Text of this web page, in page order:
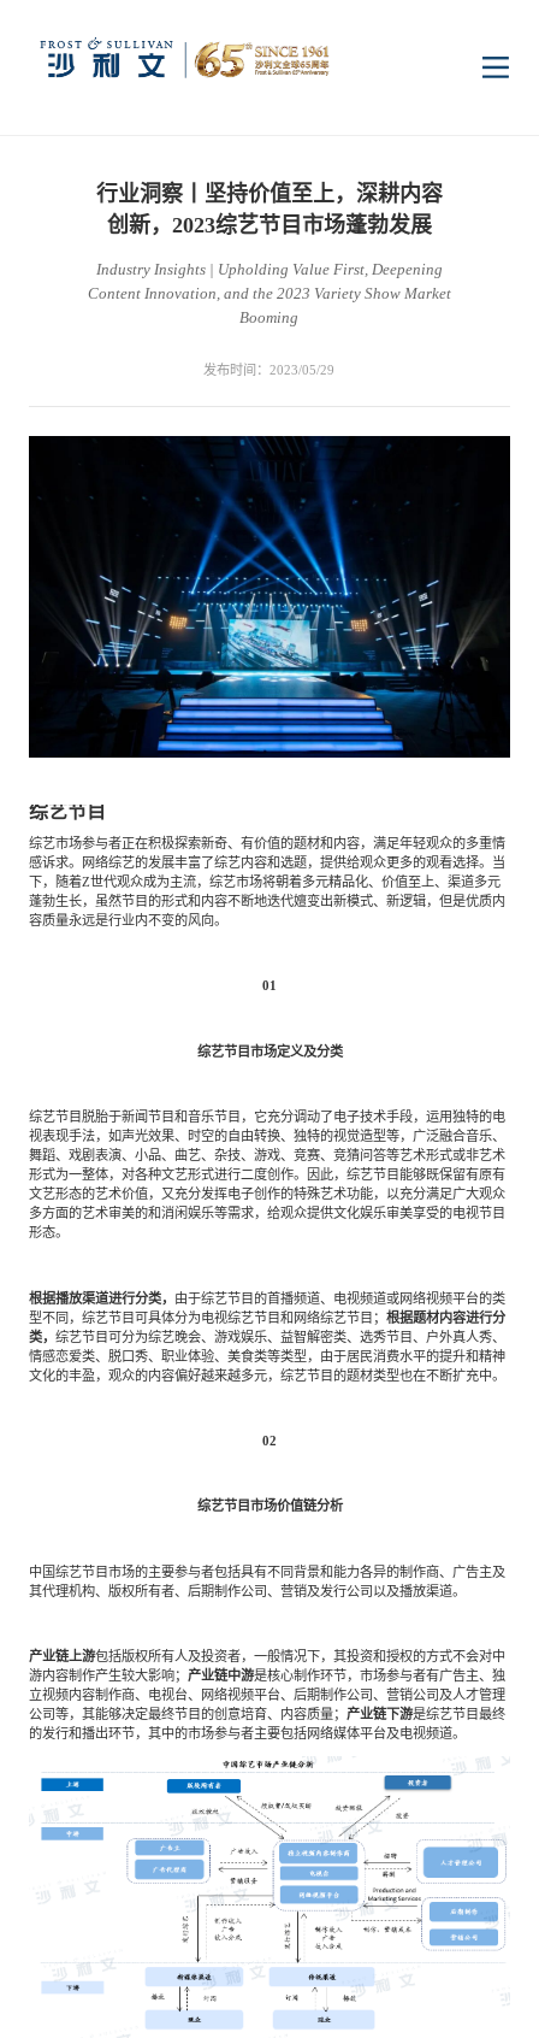
行业研究
医疗与生命科学
半导体与芯片
智能家居 汽车与出行
公共服务 食品与饮料
科技、媒体和通信
地产与物业 矿业冶炼
特种新材料 文化娱乐
基础设施建设 环保节能科技
农林牧渔
园林绿化 商业航空
资本市场顾问服务
公司动态
媒体报道
关于我们
中国管理团队
表现与影响
沙利文中国分支机构
中
EN
行业洞察丨坚持价值至上，深耕内容
创新，2023综艺节目市场蓬勃发展
Industry Insights | Upholding Value First, Deepening
Content Innovation, and the 2023 Variety Show Market
Booming
发布时间：2023/05/29
综艺节目
综艺市场参与者正在积极探索新奇、有价值的题材和内容，满足年轻观众的多重情
感诉求。网络综艺的发展丰富了综艺内容和选题，提供给观众更多的观看选择。当
下，随着Z世代观众成为主流，综艺市场将朝着多元精品化、价值至上、渠道多元
蓬勃生长，虽然节目的形式和内容不断地迭代嬗变出新模式、新逻辑，但是优质内
容质量永远是行业内不变的风向。
01
综艺节目市场定义及分类
综艺节目脱胎于新闻节目和音乐节目，它充分调动了电子技术手段，运用独特的电
视表现手法，如声光效果、时空的自由转换、独特的视觉造型等，广泛融合音乐、
舞蹈、戏剧表演、小品、曲艺、杂技、游戏、竞赛、竞猜问答等艺术形式或非艺术
形式为一整体，对各种文艺形式进行二度创作。因此，综艺节目能够既保留有原有
文艺形态的艺术价值，又充分发挥电子创作的特殊艺术功能，以充分满足广大观众
多方面的艺术审美的和消闲娱乐等需求，给观众提供文化娱乐审美享受的电视节目
形态。
根据播放渠道进行分类，
由于综艺节目的首播频道、电视频道或网络视频平台的类
型不同，综艺节目可具体分为电视综艺节目和网络综艺节目； 根据题材内容进行分
类， 综艺节目可分为综艺晚会、游戏娱乐、益智解密类、选秀节目、户外真人秀、
情感恋爱类、脱口秀、职业体验、美食类等类型，由于居民消费水平的提升和精神
文化的丰盈，观众的内容偏好越来越多元，综艺节目的题材类型也在不断扩充中。
02
综艺节目市场价值链分析
中国综艺节目市场的主要参与者包括具有不同背景和能力各异的制作商、广告主及
其代理机构、版权所有者、后期制作公司、营销及发行公司以及播放渠道。
产业链上游包括版权所有人及投资者，一般情况下，其投资和授权的方式不会对中
游内容制作产生较大影响；
产业链中游是核心制作环节，市场参与者有广告主、独
立视频内容制作商、电视台、网络视频平台、后期制作公司、营销公司及人才管理
公司等，其能够决定最终节目的创意培育、内容质量；
产业链下游是综艺节目最终
的发行和播出环节，其中的市场参与者主要包括网络媒体平台及电视频道。